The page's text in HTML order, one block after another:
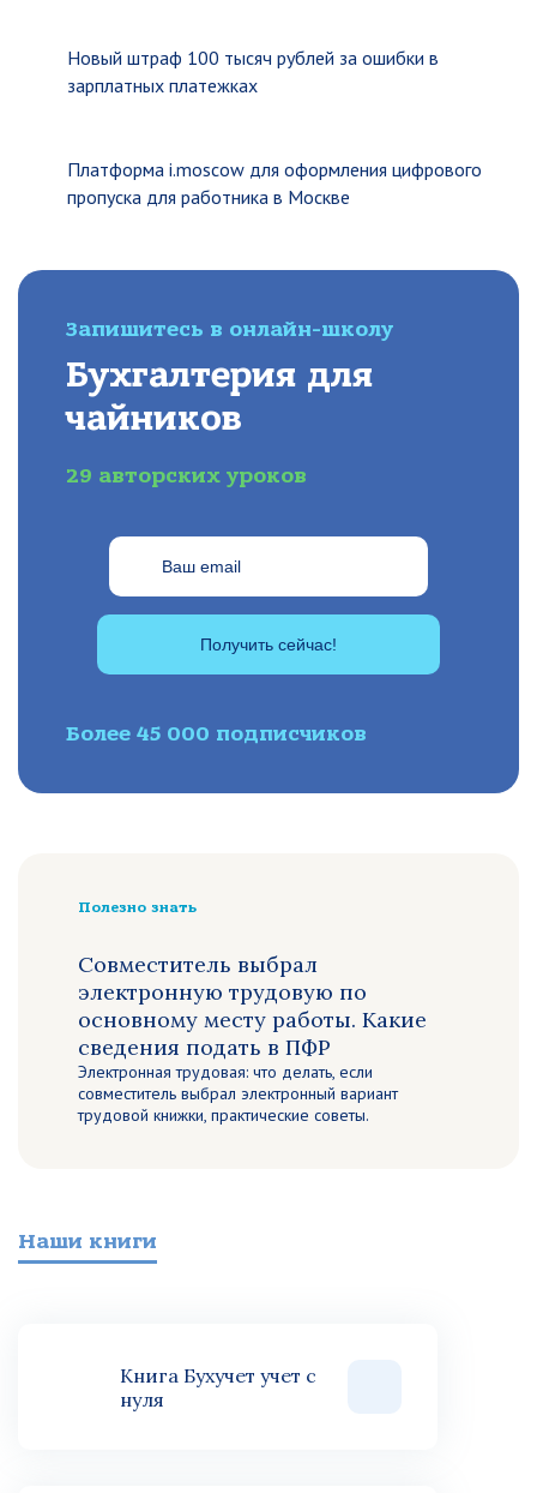
Новый штраф 100 тысяч рублей за ошибки в
зарплатных платежках
Платформа i.moscow для оформления цифрового
пропуска для работника в Москве
Запишитесь в онлайн-школу
Бухгалтерия для
чайников
29 авторских уроков
Получить сейчас!
Более 45 000 подписчиков
Полезно знать
Совместитель выбрал
электронную трудовую по
основному месту работы. Какие
сведения подать в ПФР
Электронная трудовая: что делать, если
совместитель выбрал электронный вариант
трудовой книжки, практические советы.
Наши книги
Книга Бухучет учет с
нуля